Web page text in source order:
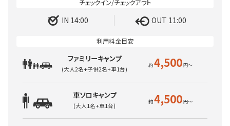
IN 14:00 OUT 11:00
ファミリーキャンプ
(大人2名+子供2名+車1台) 4,500
車ソロキャンプ
(大人1名+車1台) 4,500